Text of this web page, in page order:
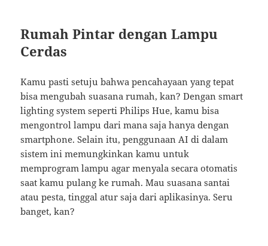
Rumah Pintar dengan Lampu
Cerdas
Kamu pasti setuju bahwa pencahayaan yang tepat
bisa mengubah suasana rumah, kan? Dengan smart
lighting system seperti Philips Hue, kamu bisa
mengontrol lampu dari mana saja hanya dengan
smartphone. Selain itu, penggunaan AI di dalam
sistem ini memungkinkan kamu untuk
memprogram lampu agar menyala secara otomatis
saat kamu pulang ke rumah. Mau suasana santai
atau pesta, tinggal atur saja dari aplikasinya. Seru
banget, kan?